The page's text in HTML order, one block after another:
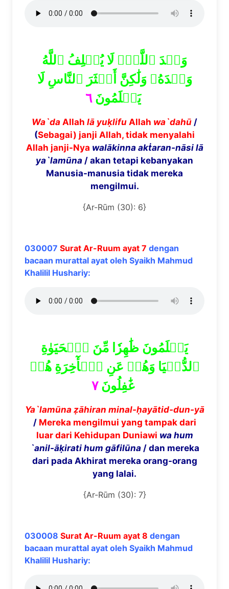
وَعۡدَ ٱللَّهِۖ لَا يُخۡلِفُ ٱللَّهُ
وَعۡدَهُۥ وَلَٰكِنَّ أَكۡثَرَ ٱلنَّاسِ لَا
يَعۡلَمُونَ٦
Wa`da Allah lā yuḳlifu Allah wa`dahū /
(Sebagai) janji Allah, tidak menyalahi
Allah janji-Nya walākinna akṫaran-nāsi lā
ya`lamūna / akan tetapi kebanyakan
Manusia-manusia tidak mereka
mengilmui.
{Ar-Rūm (30): 6}
030007 Surat Ar-Ruum ayat 7 dengan
bacaan murattal ayat oleh Syaikh Mahmud
Khalilil Hushariy:
يَعۡلَمُونَ ظَٰهِرٗا مِّنَ ٱلۡحَيَوٰةِ
ٱلدُّنۡيَا وَهُمۡ عَنِ ٱلۡأٓخِرَةِ هُمۡ
غَٰفِلُونَ٧
Ya`lamūna ẓāhiran minal-ḥayātid-dun-yā
/ Mereka mengilmui yang tampak dari
luar dari Kehidupan Duniawi wa hum
`anil-āḳirati hum gāfilūna/ dan mereka
dari pada Akhirat mereka orang-orang
yang lalai.
{Ar-Rūm (30): 7}
030008 Surat Ar-Ruum ayat 8 dengan
bacaan murattal ayat oleh Syaikh Mahmud
Khalilil Hushariy: